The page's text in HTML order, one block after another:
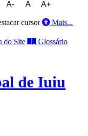
A- A A+
cursor Mais...
do Site Glossário
de Iuiu